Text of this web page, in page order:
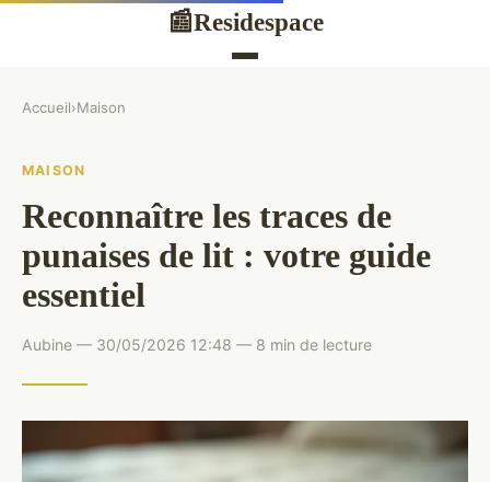
📰Residespace
Accueil›Maison
MAISON
Reconnaître les traces de
punaises de lit : votre guide
essentiel
Aubine — 30/05/2026 12:48 — 8 min de lecture